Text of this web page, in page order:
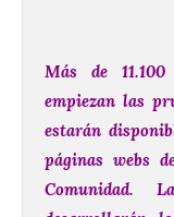
Más de
empiezan las
estarán
páginas webs
Comunidad.